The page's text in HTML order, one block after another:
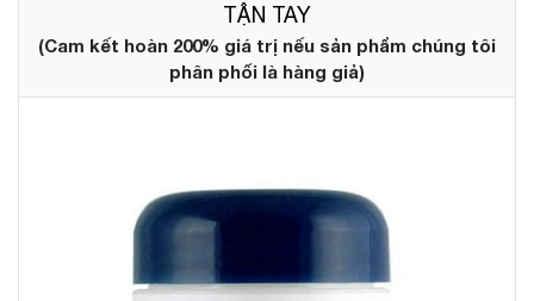
Không tốn quá nhiều thời gian và cực kì đơn giản sử
dụng, mặt nạ dưỡng ẩm Neova Gentle Purifying Mask
đã hoàn toàn chinh phục những khách hàng khó tính
nhất vì hiệu quả mà chúng mang lại:
TẬN TAY
(Cam kết hoàn 200% giá trị nếu sản phẩm chúng tôi
phân phối là hàng giả)